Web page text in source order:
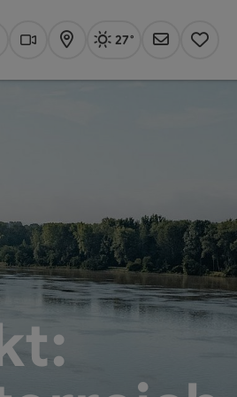
Webcams
KarteAktuelles
27°